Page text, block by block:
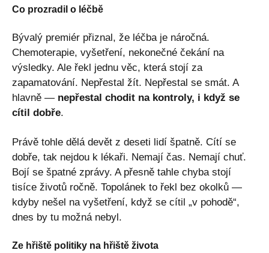
Co prozradil o léčbě
Bývalý premiér přiznal, že léčba je náročná.
Chemoterapie, vyšetření, nekonečné čekání na
výsledky. Ale řekl jednu věc, která stojí za
zapamatování. Nepřestal žít. Nepřestal se smát. A
hlavně — nepřestal chodit na kontroly, i když se
cítil dobře.
Právě tohle dělá devět z deseti lidí špatně. Cítí se
dobře, tak nejdou k lékaři. Nemají čas. Nemají chuť.
Bojí se špatné zprávy. A přesně tahle chyba stojí
tisíce životů ročně. Topolánek to řekl bez okolků —
kdyby nešel na vyšetření, když se cítil „v pohodě“,
dnes by tu možná nebyl.
Ze hřiště politiky na hřiště života